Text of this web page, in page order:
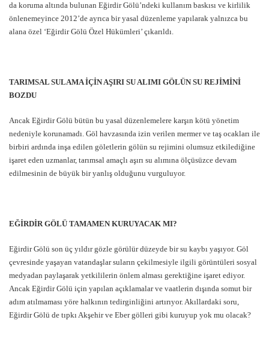
da koruma altında bulunan Eğirdir Gölü’ndeki kullanım baskısı ve kirlilik
önlenemeyince 2012’de ayrıca bir yasal düzenleme yapılarak yalnızca bu
alana özel ‘Eğirdir Gölü Özel Hükümleri’ çıkarıldı.
TARIMSAL SULAMA İÇİN AŞIRI SU ALIMI GÖLÜN SU REJİMİNİ
BOZDU
Ancak Eğirdir Gölü bütün bu yasal düzenlemelere karşın kötü yönetim
nedeniyle korunamadı. Göl havzasında izin verilen mermer ve taş ocakları ile
birbiri ardında inşa edilen göletlerin gölün su rejimini olumsuz etkilediğine
işaret eden uzmanlar, tarımsal amaçlı aşırı su alımına ölçüsüzce devam
edilmesinin de büyük bir yanlış olduğunu vurguluyor.
EĞİRDİR GÖLÜ TAMAMEN KURUYACAK MI?
Eğirdir Gölü son üç yıldır gözle görülür düzeyde bir su kaybı yaşıyor. Göl
çevresinde yaşayan vatandaşlar suların çekilmesiyle ilgili görüntüleri sosyal
medyadan paylaşarak yetkililerin önlem alması gerektiğine işaret ediyor.
Ancak Eğirdir Gölü için yapılan açıklamalar ve vaatlerin dışında somut bir
adım atılmaması yöre halkının tedirginliğini artırıyor. Akıllardaki soru,
Eğirdir Gölü de tıpkı Akşehir ve Eber gölleri gibi kuruyup yok mu olacak?